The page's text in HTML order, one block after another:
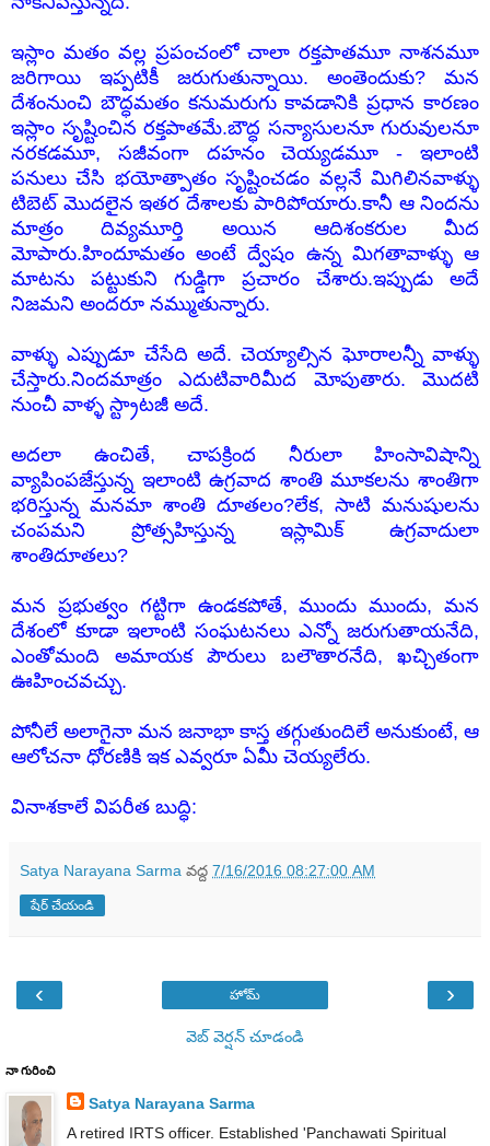
ఇస్లాం మతం వల్ల ప్రపంచంలో చాలా రక్తపాతమూ నాశనమూ
జరిగాయి ఇప్పటికీ జరుగుతున్నాయి. అంతెందుకు? మన
దేశంనుంచి బౌద్ధమతం కనుమరుగు కావడానికి ప్రధాన కారణం
ఇస్లాం సృష్టించిన రక్తపాతమే.బౌద్ధ సన్యాసులనూ గురువులనూ
నరకడమూ, సజీవంగా దహనం చెయ్యడమూ - ఇలాంటి
పనులు చేసి భయోత్పాతం సృష్టించడం వల్లనే మిగిలినవాళ్ళు
టిబెట్ మొదలైన ఇతర దేశాలకు పారిపోయారు.కానీ ఆ నిందను
మాత్రం దివ్యమూర్తి అయిన ఆదిశంకరుల మీద
మోపారు.హిందూమతం అంటే ద్వేషం ఉన్న మిగతావాళ్ళు ఆ
మాటను పట్టుకుని గుడ్డిగా ప్రచారం చేశారు.ఇప్పుడు అదే
నిజమని అందరూ నమ్ముతున్నారు.
వాళ్ళు ఎప్పుడూ చేసేది అదే. చెయ్యాల్సిన ఘోరాలన్నీ వాళ్ళు
చేస్తారు.నిందమాత్రం ఎదుటివారిమీద మోపుతారు. మొదటి
నుంచీ వాళ్ళ స్ట్రాటజీ అదే.
అదలా ఉంచితే, చాపక్రింద నీరులా హింసావిషాన్ని
వ్యాపింపజేస్తున్న ఇలాంటి ఉగ్రవాద శాంతి మూకలను శాంతిగా
భరిస్తున్న మనమా శాంతి దూతలం?లేక, సాటి మనుషులను
చంపమని ప్రోత్సహిస్తున్న ఇస్లామిక్ ఉగ్రవాదులా
శాంతిదూతలు?
మన ప్రభుత్వం గట్టిగా ఉండకపోతే, ముందు ముందు, మన
దేశంలో కూడా ఇలాంటి సంఘటనలు ఎన్నో జరుగుతాయనేది,
ఎంతోమంది అమాయక పౌరులు బలౌతారనేది, ఖచ్చితంగా
ఊహించవచ్చు.
పోనీలే అలాగైనా మన జనాభా కాస్త తగ్గుతుందిలే అనుకుంటే, ఆ
ఆలోచనా ధోరణికి ఇక ఎవ్వరూ ఏమీ చెయ్యలేరు.
వినాశకాలే విపరీత బుద్ధి:
Satya Narayana Sarma వద్ద 7/16/2016 08:27:00 AM
షేర్ చేయండి
‹ ›
హోమ్
వెబ్ వెర్షన్‌ చూడండి
నా గురించి
Satya Narayana Sarma
A retired IRTS officer. Established 'Panchawati Spiritual